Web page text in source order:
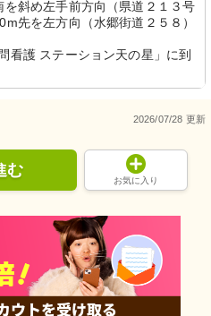
斜め左手前方向（県道２１３号
先を左方向（水郷街道２５８）
看護 ステーション天の星」に到
2026/07/28 更新
む
お気に入り